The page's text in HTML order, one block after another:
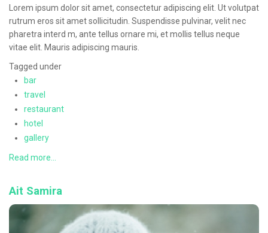
Lorem ipsum dolor sit amet, consectetur adipiscing elit. Ut volutpat
rutrum eros sit amet sollicitudin. Suspendisse pulvinar, velit nec
pharetra interd m, ante tellus ornare mi, et mollis tellus neque
vitae elit. Mauris adipiscing mauris.
Tagged under
bar
travel
restaurant
hotel
gallery
Read more...
Ait Samira